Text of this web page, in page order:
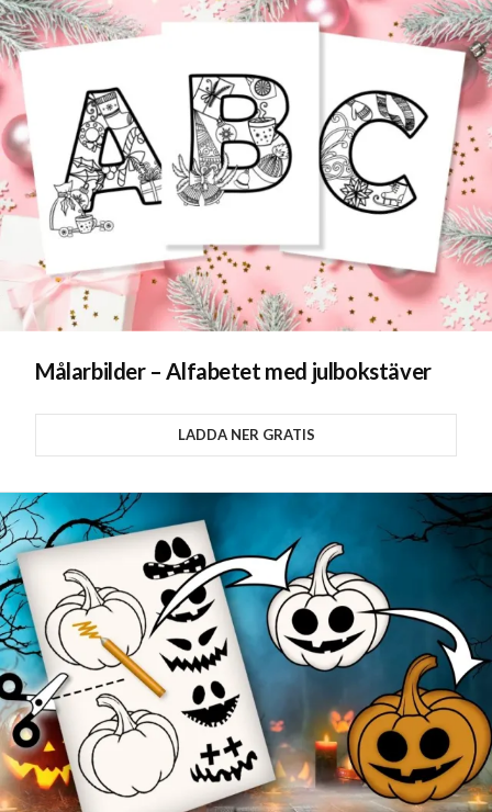
Målarbilder – Alfabetet med julbokstäver
LADDA NER GRATIS